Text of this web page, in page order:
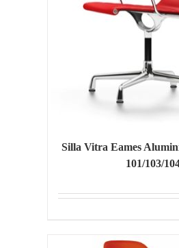
Silla Vitra Eames
101/103/